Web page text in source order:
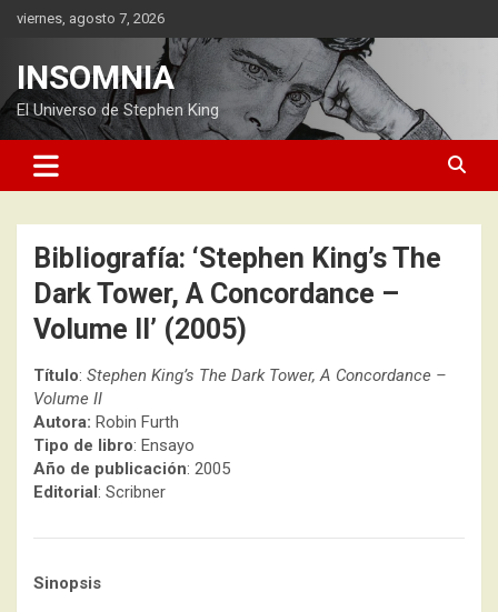
Saltarviernes, agosto 7, 2026
INSOMNIA
El Universo de Stephen King
Bibliografía: ‘Stephen King’s The
Dark Tower, A Concordance –
Volume II’ (2005)
Título: Stephen King’s The Dark Tower, A Concordance –
Volume II
Autora: Robin Furth
Tipo de libro: Ensayo
Año de publicación: 2005
Editorial: Scribner
Sinopsis